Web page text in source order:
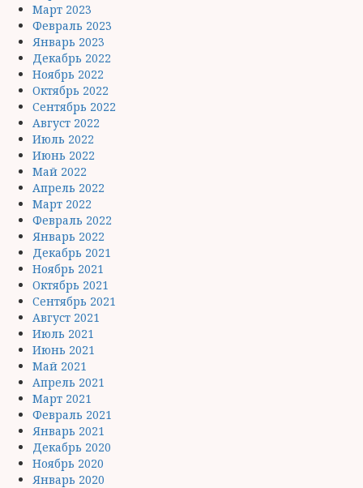
Март 2023
Февраль 2023
Январь 2023
Декабрь 2022
Ноябрь 2022
Октябрь 2022
Сентябрь 2022
Август 2022
Июль 2022
Июнь 2022
Май 2022
Апрель 2022
Март 2022
Февраль 2022
Январь 2022
Декабрь 2021
Ноябрь 2021
Октябрь 2021
Сентябрь 2021
Август 2021
Июль 2021
Июнь 2021
Май 2021
Апрель 2021
Март 2021
Февраль 2021
Январь 2021
Декабрь 2020
Ноябрь 2020
Январь 2020